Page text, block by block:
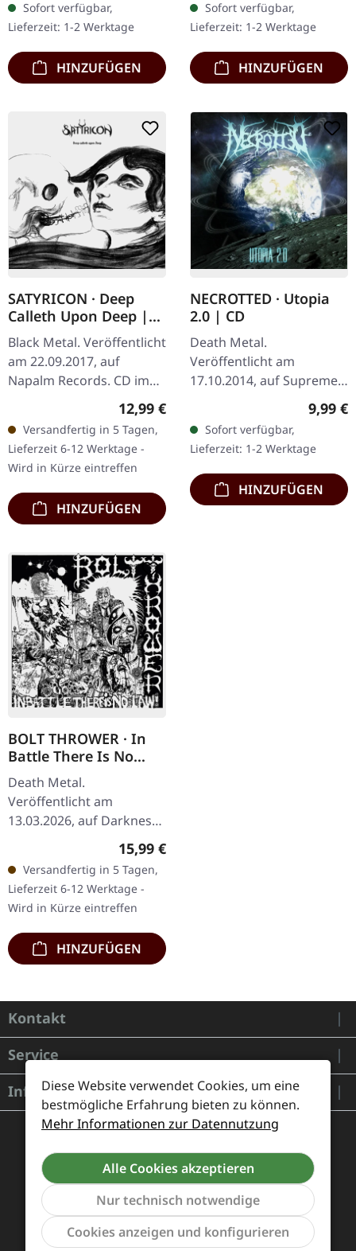
monumentales Kapitel in
den Annalen der…
Sofort verfügbar,
Lieferzeit: 1-2 Werktage
HINZUFÜGEN
Studioalbum der
dänischen Heavy Metal-
Legenden…
Sofort verfügbar,
Lieferzeit: 1-2 Werktage
HINZUFÜGEN
SATYRICON · Deep
Calleth Upon Deep |
DIGIPAK CD
Black Metal. Veröffentlicht
am 22.09.2017, auf
Napalm Records. CD im
DigPak. Als Satyricon 2017
„Deep Calleth Upon
Deep" veröffentlichten,
lieferten…
Regulärer Preis:
12,99 €
Versandfertig in 5 Tagen,
Lieferzeit 6-12 Werktage -
Wird in Kürze eintreffen
HINZUFÜGEN
NECROTTED · Utopia
2.0 | CD
Death Metal.
Veröffentlicht am
17.10.2014, auf Supreme
Chaos Records. CD im
Jewelcase. Das neueste
Album von NECROTTED
bietet mal wieder nur
das…
9,99 €
Sofort verfügbar,
Lieferzeit: 1-2 Werktage
HINZUFÜGEN
BOLT THROWER · In
Battle There Is No
Law! | CD
Death Metal.
Veröffentlicht am
13.03.2026, auf Darkness
Shall Rise Productions. CD
im Jewelcase mit 12-
seitigem Booklet. Replik
der ursprünglichen…
Regulärer Preis:
15,99 €
Versandfertig in 5 Tagen,
Lieferzeit 6-12 Werktage -
Wird in Kürze eintreffen
HINZUFÜGEN
Kontakt
Service
Informationen
Diese Website verwendet Cookies, um eine
bestmögliche Erfahrung bieten zu können.
Mehr Informationen zur Datennutzung
Alle Cookies akzeptieren
Nur technisch notwendige
Cookies anzeigen und konfigurieren